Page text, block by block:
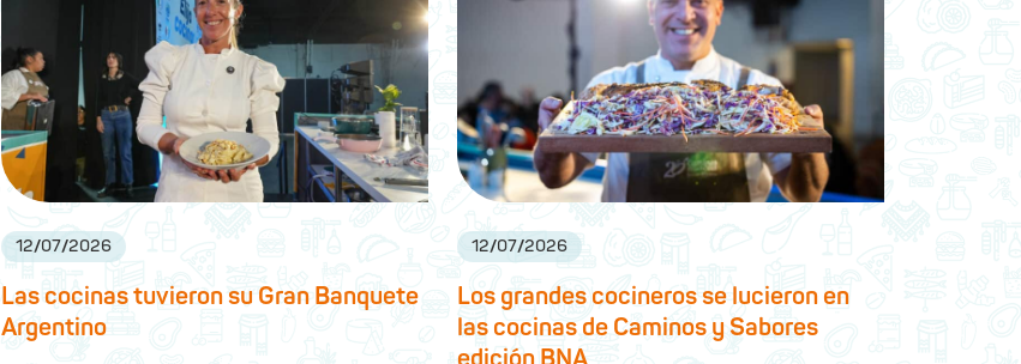
12/07/2026
Las cocinas tuvieron su Gran Banquete
Argentino
12/07/2026
Los grandes cocineros se lucieron en
las cocinas de Caminos y Sabores